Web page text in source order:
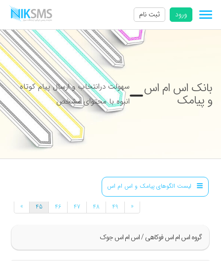
ورود ثبت نام
بانک اس ام اس
و پیامک
سهولت درانتخاب و ارسال پیام کوتاه
انبوه با محتوای مشخص
لیست الگوهای پیامک و اس ام اس
گروه اس ام اس فوکاهی / اس ام اس جوک
» 45 46 47 48 49 «